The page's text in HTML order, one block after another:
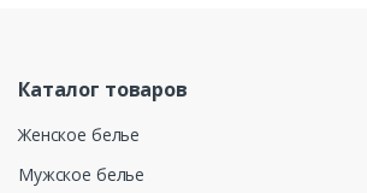
Каталог товаров
Женское белье
Мужское белье